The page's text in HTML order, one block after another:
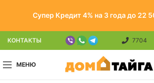
Супер Кредит 4% на 3 года до 22
КОНТАКТЫ 7704
МЕНЮ